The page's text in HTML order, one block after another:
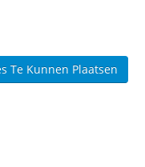
Te Kunnen Plaatsen